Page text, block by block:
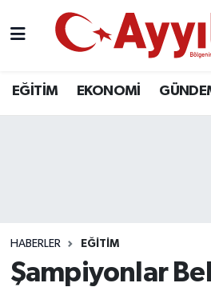
EĞİTİM EKONOMİ
HABERLER EĞİTİM
Şampiyonlar